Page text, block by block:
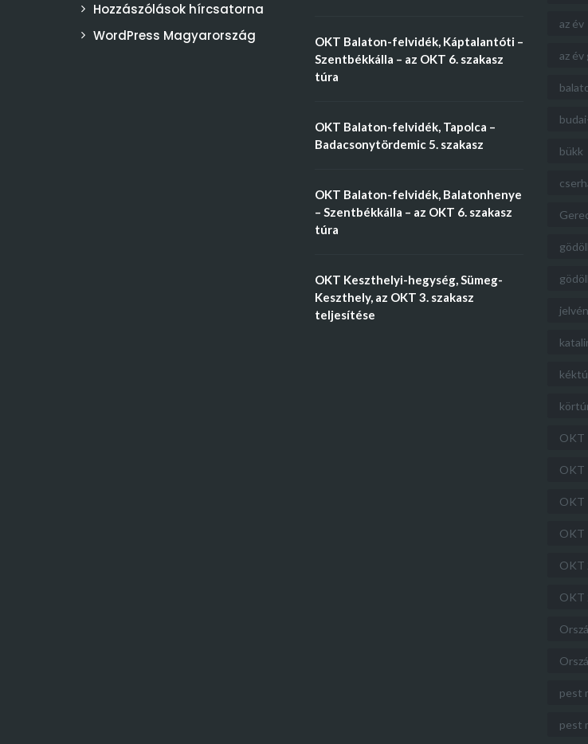
Hozzászólások hírcsatorna
WordPress Magyarország
OKT Balaton-felvidék, Káptalantóti –
Szentbékkálla – az OKT 6. szakasz
túra
OKT Balaton-felvidék, Tapolca –
Badacsonytördemic 5. szakasz
OKT Balaton-felvidék, Balatonhenye
– Szentbékkálla – az OKT 6. szakasz
túra
OKT Keszthelyi-hegység, Sümeg-
Keszthely, az OKT 3. szakasz
teljesítése
az év
az év
bükk
OKT
OKT
OKT
OKT
OKT
OKT
pest
pest